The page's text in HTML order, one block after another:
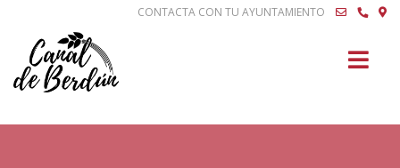
CONTACTA CON TU AYUNTAMIENTO